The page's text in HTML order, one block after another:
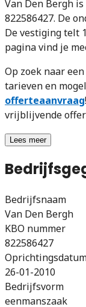
Van Den Bergh
822586427. De
De vestiging telt
pagina vind je
Op zoek naar
tarieven en
offerteaanvraag
vrijblijvende
Lees meer
Bedrijfsnaam
Van Den Bergh
KBO nummer
822586427
26-01-2010
Bedrijfsvorm
eenmanszaak